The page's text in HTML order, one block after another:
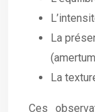
La
La
Ces